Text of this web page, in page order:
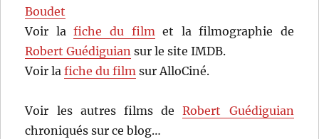
Boudet
Voir lafiche du filmet la filmographie de
Robert Guédiguian sur le site IMDB.
Voir lafiche du film sur AlloCiné.
Voir les autres films deRobert Guédiguian
chroniqués sur ce blog…